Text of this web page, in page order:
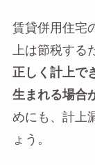
賃貸併用住宅
上は節税する
正しく計上で
生まれる場合
めにも、計上
ょう。